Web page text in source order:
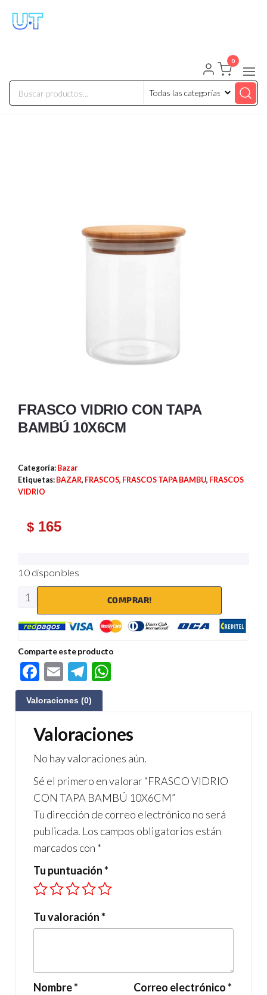
0
FRASCO VIDRIO CON TAPA
BAMBÚ 10X6CM
Categoría: Bazar
Etiquetas: BAZAR, FRASCOS, FRASCOS TAPA BAMBU, FRASCOS
VIDRIO
$ 165
10 disponibles
COMPRAR!
Comparte este producto
F
ac
e
b
o
o
k
E
m
ail
Te
le
gr
a
m
s
A
p
p
Valoraciones (0)
Valoraciones
No hay valoraciones aún.
Sé el primero en valorar “FRASCO VIDRIO
CON TAPA BAMBÚ 10X6CM”
Tu dirección de correo electrónico no será
publicada. Los campos obligatorios están
marcados con *
Tu puntuación*
Tu valoración*
Nombre* Correo electrónico*